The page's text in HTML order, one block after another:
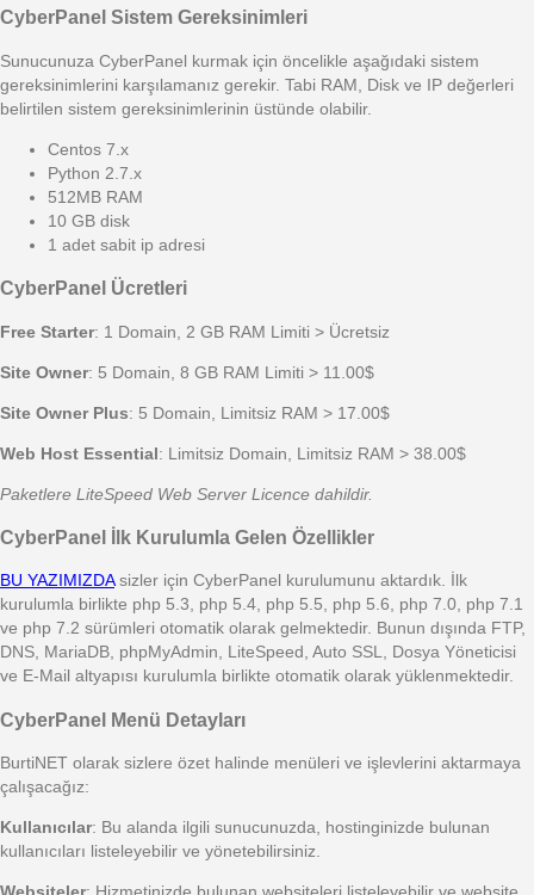
CyberPanel Sistem Gereksinimleri
Sunucunuza CyberPanel kurmak için öncelikle aşağıdaki sistem
gereksinimlerini karşılamanız gerekir. Tabi RAM, Disk ve IP değerleri
belirtilen sistem gereksinimlerinin üstünde olabilir.
Centos 7.x
Python 2.7.x
512MB RAM
10 GB disk
1 adet sabit ip adresi
CyberPanel Ücretleri
Free Starter: 1 Domain, 2 GB RAM Limiti > Ücretsiz
Site Owner: 5 Domain, 8 GB RAM Limiti > 11.00$
Site Owner Plus: 5 Domain, Limitsiz RAM > 17.00$
Web Host Essential: Limitsiz Domain, Limitsiz RAM > 38.00$
Paketlere LiteSpeed Web Server Licence dahildir.
CyberPanel İlk Kurulumla Gelen Özellikler
BU YAZIMIZDAsizler için CyberPanel kurulumunu aktardık. İlk
kurulumla birlikte php 5.3, php 5.4, php 5.5, php 5.6, php 7.0, php 7.1
ve php 7.2 sürümleri otomatik olarak gelmektedir. Bunun dışında FTP,
DNS, MariaDB, phpMyAdmin, LiteSpeed, Auto SSL, Dosya Yöneticisi
ve E-Mail altyapısı kurulumla birlikte otomatik olarak yüklenmektedir.
CyberPanel Menü Detayları
BurtiNET olarak sizlere özet halinde menüleri ve işlevlerini aktarmaya
çalışacağız:
Kullanıcılar: Bu alanda ilgili sunucunuzda, hostinginizde bulunan
kullanıcıları listeleyebilir ve yönetebilirsiniz.